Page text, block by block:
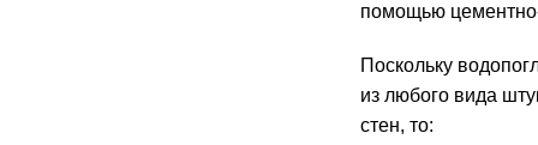
помощью
Поскольку
из любого вида
стен, то: